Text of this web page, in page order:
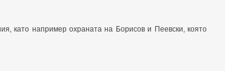
като например охраната на Борисов и Пеевски, която